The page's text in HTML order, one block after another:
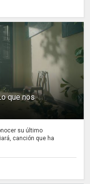
que nos
su último
canción que ha